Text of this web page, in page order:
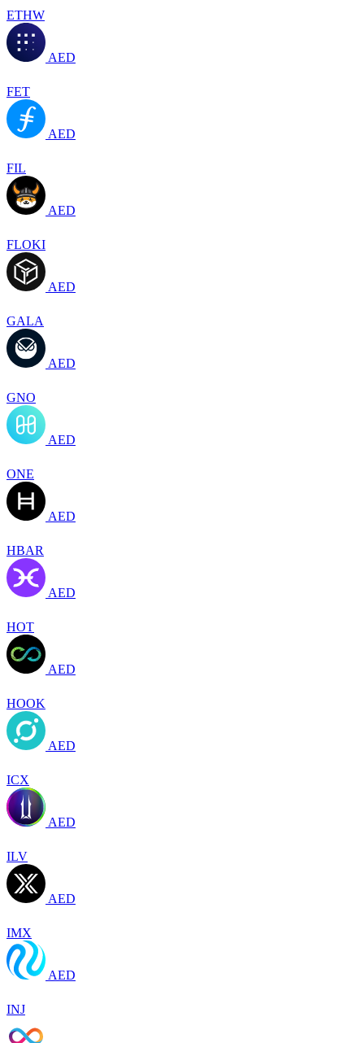
ETHW
AED
FET
AED
FIL
AED
FLOKI
AED
GALA
AED
GNO
AED
ONE
AED
HBAR
AED
HOT
AED
HOOK
AED
ICX
AED
ILV
AED
IMX
AED
INJ